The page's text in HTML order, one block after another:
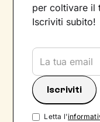
per coltivare il
Iscriviti subito!
Letta l'